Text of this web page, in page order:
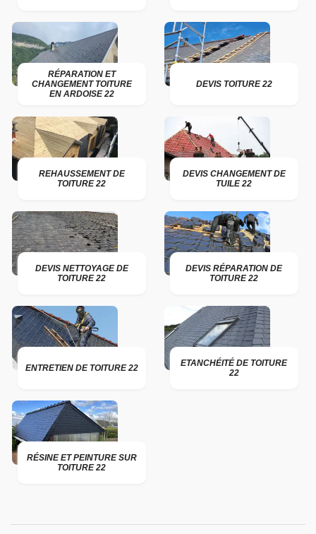
RÉPARATION ET
CHANGEMENT TOITURE
EN ARDOISE 22
DEVIS TOITURE 22
REHAUSSEMENT DE
TOITURE 22
DEVIS CHANGEMENT DE
TUILE 22
DEVIS NETTOYAGE DE
TOITURE 22
DEVIS RÉPARATION DE
TOITURE 22
ENTRETIEN DE TOITURE 22
ETANCHÉITÉ DE TOITURE
22
RÉSINE ET PEINTURE SUR
TOITURE 22